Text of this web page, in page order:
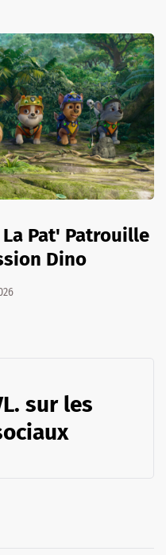
Pat' Patrouille
Dino
sur les